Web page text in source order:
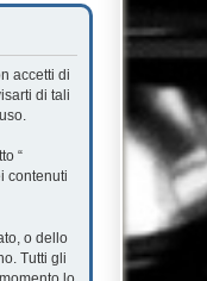
accetti di
di tali
“
contenuti
o dello
Tutti gli